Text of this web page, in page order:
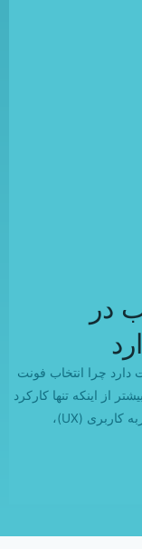
در
چرا انتخاب فونت
از اینکه تنها کارکرد
زیبایی‌شناسی داشته باشند، تأثیر مستقیمی بر تجربه کاربری (UX)،